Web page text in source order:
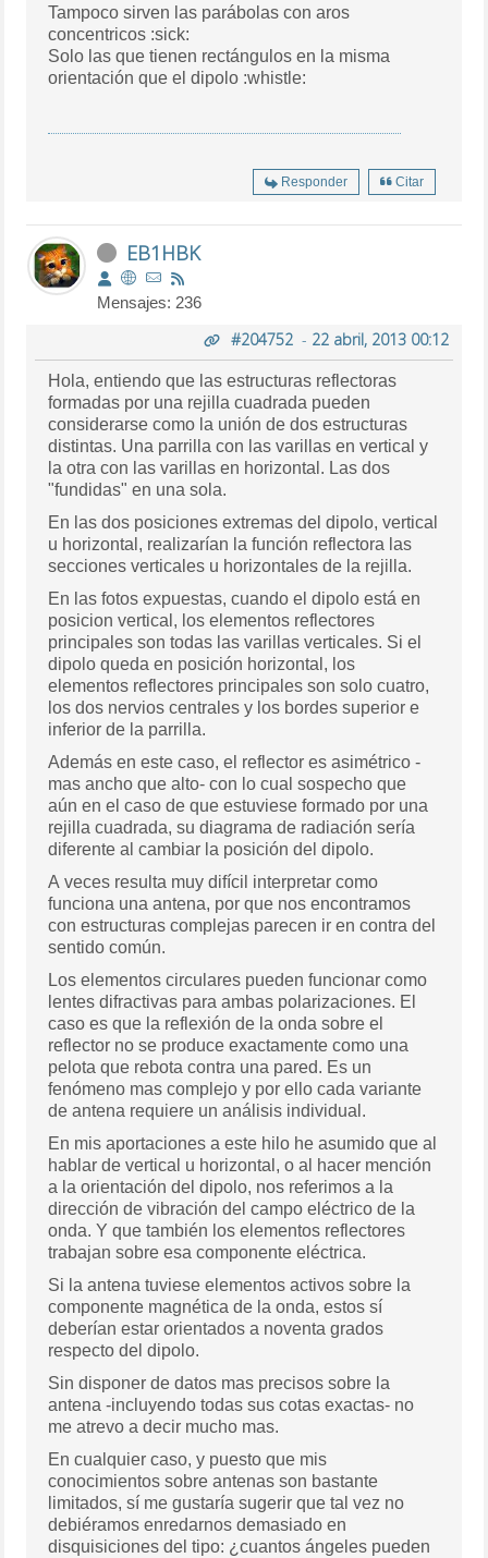
Tampoco sirven las parábolas con aros
concentricos :sick:
Solo las que tienen rectángulos en la misma
orientación que el dipolo :whistle:
Responder Citar
EB1HBK
Mensajes: 236
#204752- 22 abril, 2013 00:12
Hola, entiendo que las estructuras reflectoras
formadas por una rejilla cuadrada pueden
considerarse como la unión de dos estructuras
distintas. Una parrilla con las varillas en vertical y
la otra con las varillas en horizontal. Las dos
"fundidas" en una sola.
En las dos posiciones extremas del dipolo, vertical
u horizontal, realizarían la función reflectora las
secciones verticales u horizontales de la rejilla.
En las fotos expuestas, cuando el dipolo está en
posicion vertical, los elementos reflectores
principales son todas las varillas verticales. Si el
dipolo queda en posición horizontal, los
elementos reflectores principales son solo cuatro,
los dos nervios centrales y los bordes superior e
inferior de la parrilla.
Además en este caso, el reflector es asimétrico -
mas ancho que alto- con lo cual sospecho que
aún en el caso de que estuviese formado por una
rejilla cuadrada, su diagrama de radiación sería
diferente al cambiar la posición del dipolo.
A veces resulta muy difícil interpretar como
funciona una antena, por que nos encontramos
con estructuras complejas parecen ir en contra del
sentido común.
Los elementos circulares pueden funcionar como
lentes difractivas para ambas polarizaciones. El
caso es que la reflexión de la onda sobre el
reflector no se produce exactamente como una
pelota que rebota contra una pared. Es un
fenómeno mas complejo y por ello cada variante
de antena requiere un análisis individual.
En mis aportaciones a este hilo he asumido que al
hablar de vertical u horizontal, o al hacer mención
a la orientación del dipolo, nos referimos a la
dirección de vibración del campo eléctrico de la
onda. Y que también los elementos reflectores
trabajan sobre esa componente eléctrica.
Si la antena tuviese elementos activos sobre la
componente magnética de la onda, estos sí
deberían estar orientados a noventa grados
respecto del dipolo.
Sin disponer de datos mas precisos sobre la
antena -incluyendo todas sus cotas exactas- no
me atrevo a decir mucho mas.
En cualquier caso, y puesto que mis
conocimientos sobre antenas son bastante
limitados, sí me gustaría sugerir que tal vez no
debiéramos enredarnos demasiado en
disquisiciones del tipo: ¿cuantos ángeles pueden